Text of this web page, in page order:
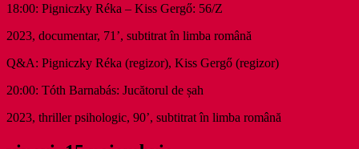
18:00: Pigniczky Réka – Kiss Gergő: 56/Z
2023, documentar, 71’, subtitrat în limba română
Q&A: Pigniczky Réka (regizor), Kiss Gergő (regizor)
20:00: Tóth Barnabás: Jucătorul de șah
2023, thriller psihologic, 90’, subtitrat în limba română